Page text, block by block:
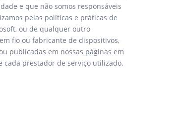
e que não somos responsáveis
pelas políticas e práticas de
ou de qualquer outro
fio ou fabricante de dispositivos,
publicadas em nossas páginas em
cada prestador de serviço utilizado.